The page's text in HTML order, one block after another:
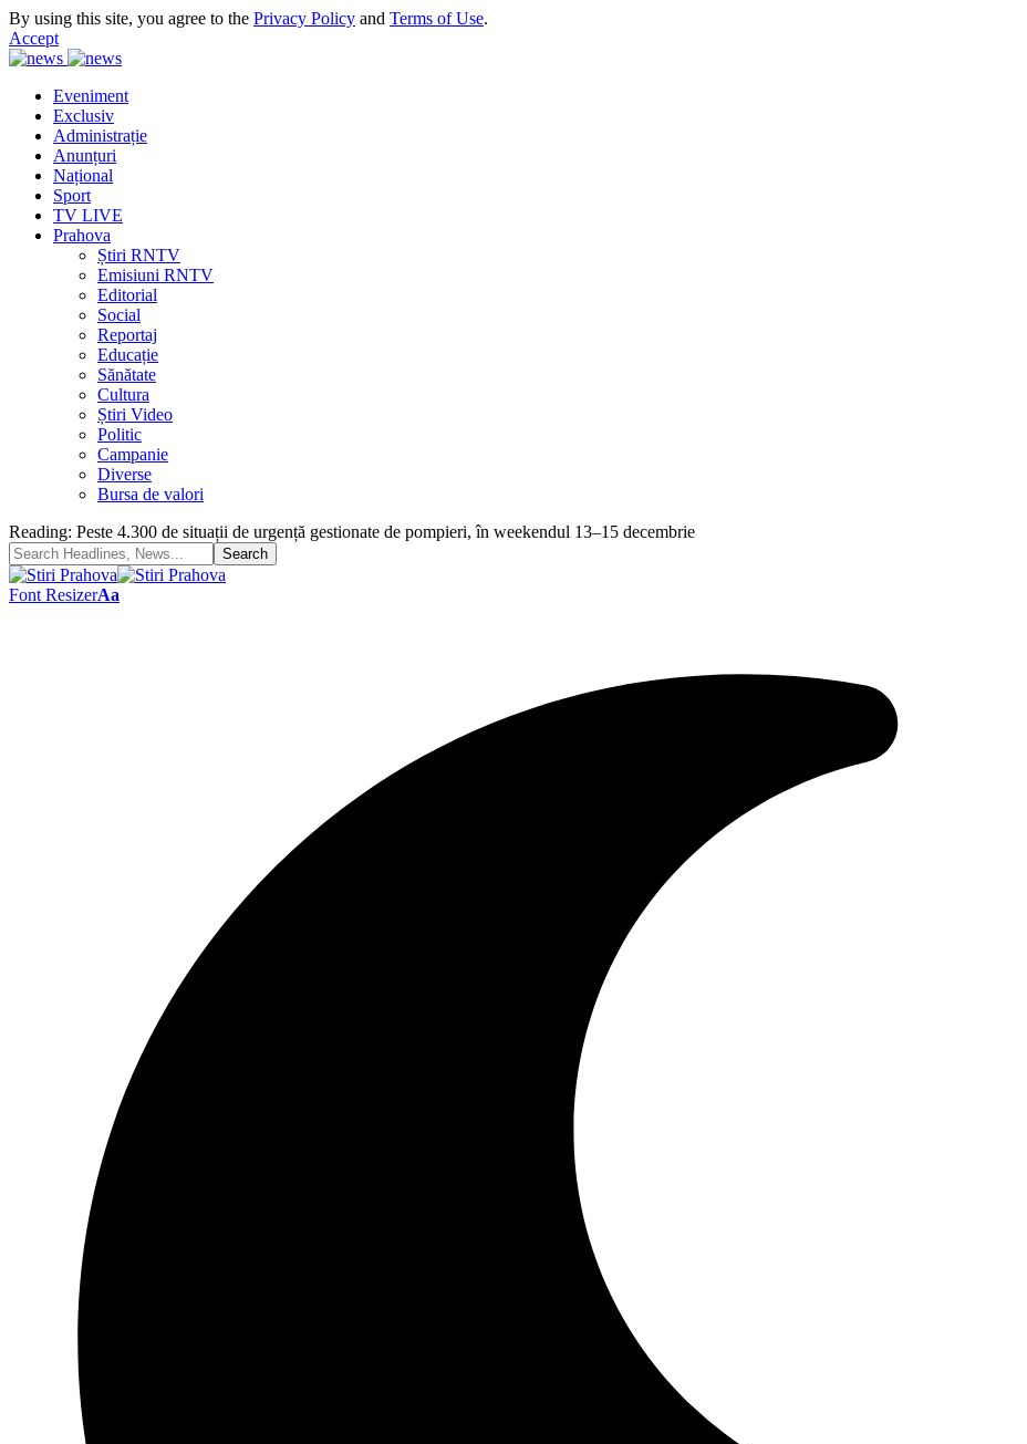
By using this site, you agree to the Privacy Policy and Terms of Use.
Accept
Eveniment
Exclusiv
Administrație
Anunțuri
Național
Sport
TV LIVE
Prahova
Știri RNTV
Emisiuni RNTV
Editorial
Social
Reportaj
Educație
Sănătate
Cultura
Știri Video
Politic
Campanie
Diverse
Bursa de valori
Reading: Peste 4.300 de situații de urgență gestionate de pompieri, în weekendul 13–15 decembrie
Font ResizerAa